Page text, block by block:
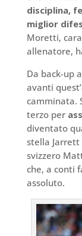
disciplina,
miglior
Moretti,
allenatore,
Da back-up
avanti
camminata.
terzo per
diventato
stella Jarrett
svizzero
che, a conti
assoluto.